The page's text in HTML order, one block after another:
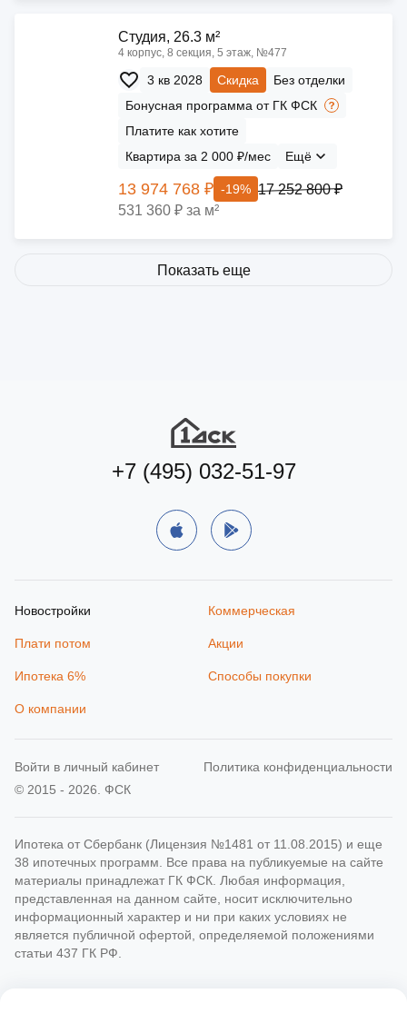
Cтудия, 26.3 м²
4 корпус, 8 секция, 5 этаж, №477
3 кв 2028 Скидка
Без отделки
Бонусная программа от ГК ФСК
Платите как хотите
Квартира за 2 000 ₽/мес
Ещё
13 974 768 ₽ -19% 17 252 800 ₽
531 360 ₽ за м²
Показать еще
+7 (495) 032-51-97
Новостройки Коммерческая
Плати потом Акции
Ипотека 6% Способы покупки
О компании
© 2015 - 2026. ФСК
Политика конфиденциальности
Ипотека от Сбербанк (Лицензия №1481 от 11.08.2015) и еще
38 ипотечных программ. Все права на публикуемые на сайте
материалы принадлежат ГК ФСК. Любая информация,
представленная на данном сайте, носит исключительно
информационный характер и ни при каких условиях не
является публичной офертой, определяемой положениями
статьи 437 ГК РФ.
Войти в личный кабинет